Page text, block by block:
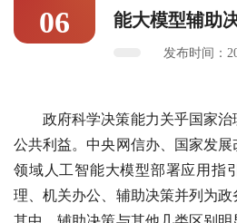
06
能大模型辅助
发布时间：
政府科学决策能力关乎国家
公共利益。中央网信办、国家发
领域人工智能大模型部署应用指
理、机关办公、辅助决策并列为政